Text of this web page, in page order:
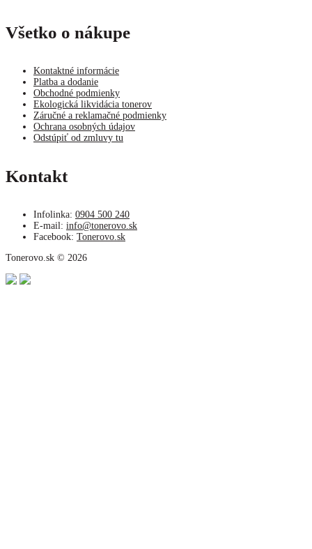
Všetko o nákupe
Kontaktné informácie
Platba a dodanie
Obchodné podmienky
Ekologická likvidácia tonerov
Záručné a reklamačné podmienky
Ochrana osobných údajov
Odstúpiť od zmluvy tu
Kontakt
Infolinka: 0904 500 240
E-mail: info@tonerovo.sk
Facebook: Tonerovo.sk
Tonerovo.sk © 2026